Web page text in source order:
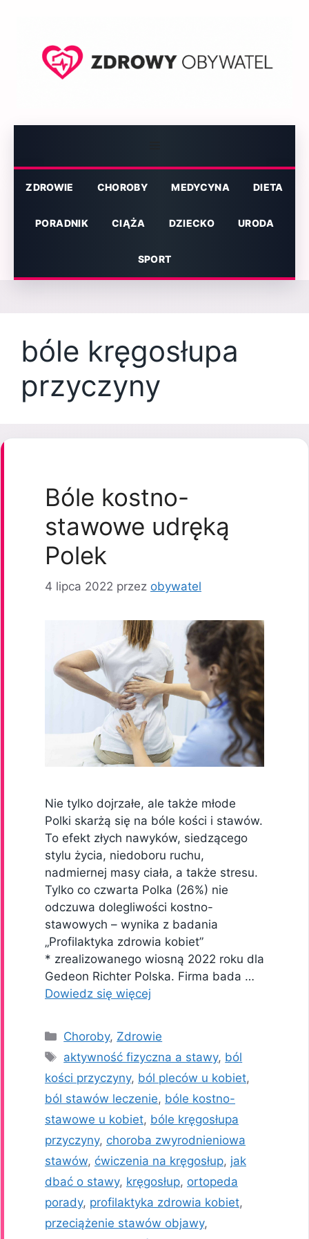
ZDROWIE CHOROBY MEDYCYNA DIETA
PORADNIK CIĄŻA DZIECKO URODA
SPORT
bóle kręgosłupa
przyczyny
Bóle kostno-
stawowe udręką
Polek
4 lipca 2022 przez obywatel
Nie tylko dojrzałe, ale także młode
Polki skarżą się na bóle kości i stawów.
To efekt złych nawyków, siedzącego
stylu życia, niedoboru ruchu,
nadmiernej masy ciała, a także stresu.
Tylko co czwarta Polka (26%) nie
odczuwa dolegliwości kostno-
stawowych – wynika z badania
„Profilaktyka zdrowia kobiet”
* zrealizowanego wiosną 2022 roku dla
Gedeon Richter Polska. Firma bada …
Dowiedz się więcej
Kategorie
Choroby, Zdrowie
Tagi
aktywność fizyczna a stawy, ból
kości przyczyny, ból pleców u kobiet,
ból stawów leczenie, bóle kostno-
stawowe u kobiet, bóle kręgosłupa
przyczyny, choroba zwyrodnieniowa
stawów, ćwiczenia na kręgosłup, jak
dbać o stawy, kręgosłup, ortopeda
porady, profilaktyka zdrowia kobiet,
przeciążenie stawów objawy,